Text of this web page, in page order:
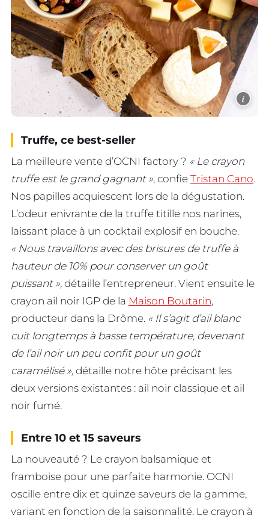
i
Truffe, ce best-seller
La meilleure vente d’OCNI factory ? « Le crayon
truffe est le grand gagnant », confie Tristan Cano.
Nos papilles acquiescent lors de la dégustation.
L’odeur enivrante de la truffe titille nos narines,
laissant place à un cocktail explosif en bouche.
« Nous travaillons avec des brisures de truffe à
hauteur de 10% pour conserver un goût
puissant », détaille l’entrepreneur. Vient ensuite le
crayon ail noir IGP de la Maison Boutarin,
producteur dans la Drôme. « Il s’agit d’ail blanc
cuit longtemps à basse température, devenant
de l’ail noir un peu confit pour un goût
caramélisé », détaille notre hôte précisant les
deux versions existantes : ail noir classique et ail
noir fumé.
Entre 10 et 15 saveurs
La nouveauté ? Le crayon balsamique et
framboise pour une parfaite harmonie. OCNI
oscille entre dix et quinze saveurs de la gamme,
variant en fonction de la saisonnalité. Le crayon à